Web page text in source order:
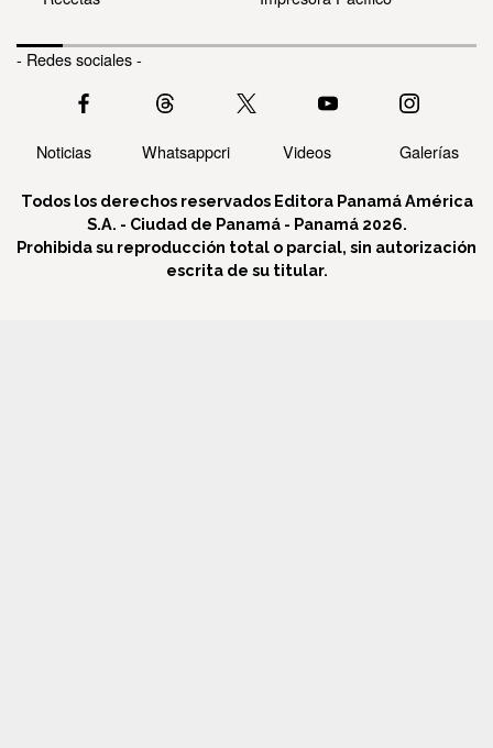
- Redes sociales -
Noticias Whatsappcri Videos Galerías
Todos los derechos reservados Editora Panamá América
S.A. - Ciudad de Panamá - Panamá 2026.
Prohibida su reproducción total o parcial, sin autorización
escrita de su titular.